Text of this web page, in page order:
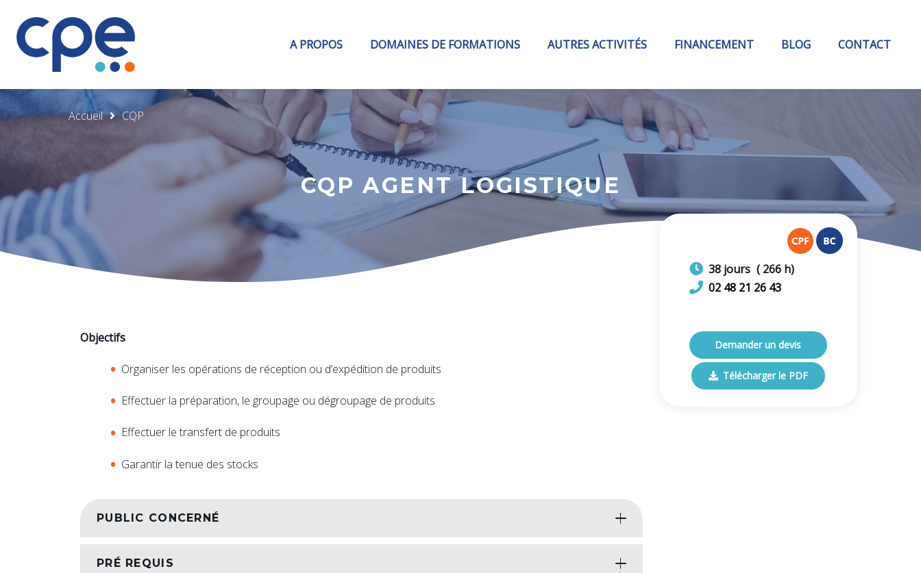
A PROPOS DOMAINES DE FORMATIONS AUTRES ACTIVITÉS FINANCEMENT BLOG CONTACT
Accueil CQP
CQP AGENT LOGISTIQUE
Objectifs
Organiser les opérations de réception ou d’expédition de produits
Effectuer la préparation, le groupage ou dégroupage de produits
Effectuer le transfert de produits
Garantir la tenue des stocks
PUBLIC CONCERNÉ
PRÉ REQUIS
38jours ( 266h)
02 48 21 26 43
Demander un devis
Télécharger le PDF